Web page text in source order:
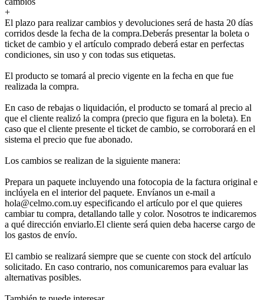
+
El plazo para realizar cambios y devoluciones será de hasta 20 días
corridos desde la fecha de la compra.Deberás presentar la boleta o
ticket de cambio y el artículo comprado deberá estar en perfectas
condiciones, sin uso y con todas sus etiquetas.
El producto se tomará al precio vigente en la fecha en que fue
realizada la compra.
En caso de rebajas o liquidación, el producto se tomará al precio al
que el cliente realizó la compra (precio que figura en la boleta). En
caso que el cliente presente el ticket de cambio, se corroborará en el
sistema el precio que fue abonado.
Los cambios se realizan de la siguiente manera:
Prepara un paquete incluyendo una fotocopia de la factura original e
inclúyela en el interior del paquete. Envíanos un e-mail a
hola@celmo.com.uy especificando el artículo por el que quieres
cambiar tu compra, detallando talle y color. Nosotros te indicaremos
a qué dirección enviarlo.El cliente será quien deba hacerse cargo de
los gastos de envío.
El cambio se realizará siempre que se cuente con stock del artículo
solicitado. En caso contrario, nos comunicaremos para evaluar las
alternativas posibles.